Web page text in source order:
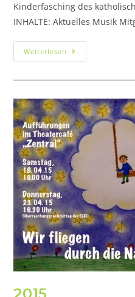
Kinderfasching des
INHALTE: Aktuelles Musik
Weiterlesen